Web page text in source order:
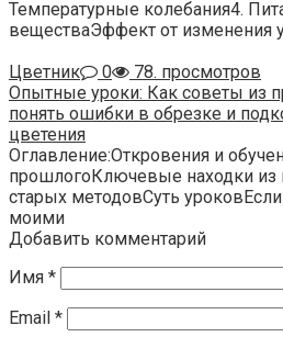
Температурные колебания4.
веществаЭффект от изменения
Цветник
0
78. просмотров
Опытные уроки: Как советы из
понять ошибки в обрезке и
цветения
Оглавление:Откровения и
прошлогоКлючевые находки из
старых методовСуть
моими
Добавить комментарий
Имя *
Email *